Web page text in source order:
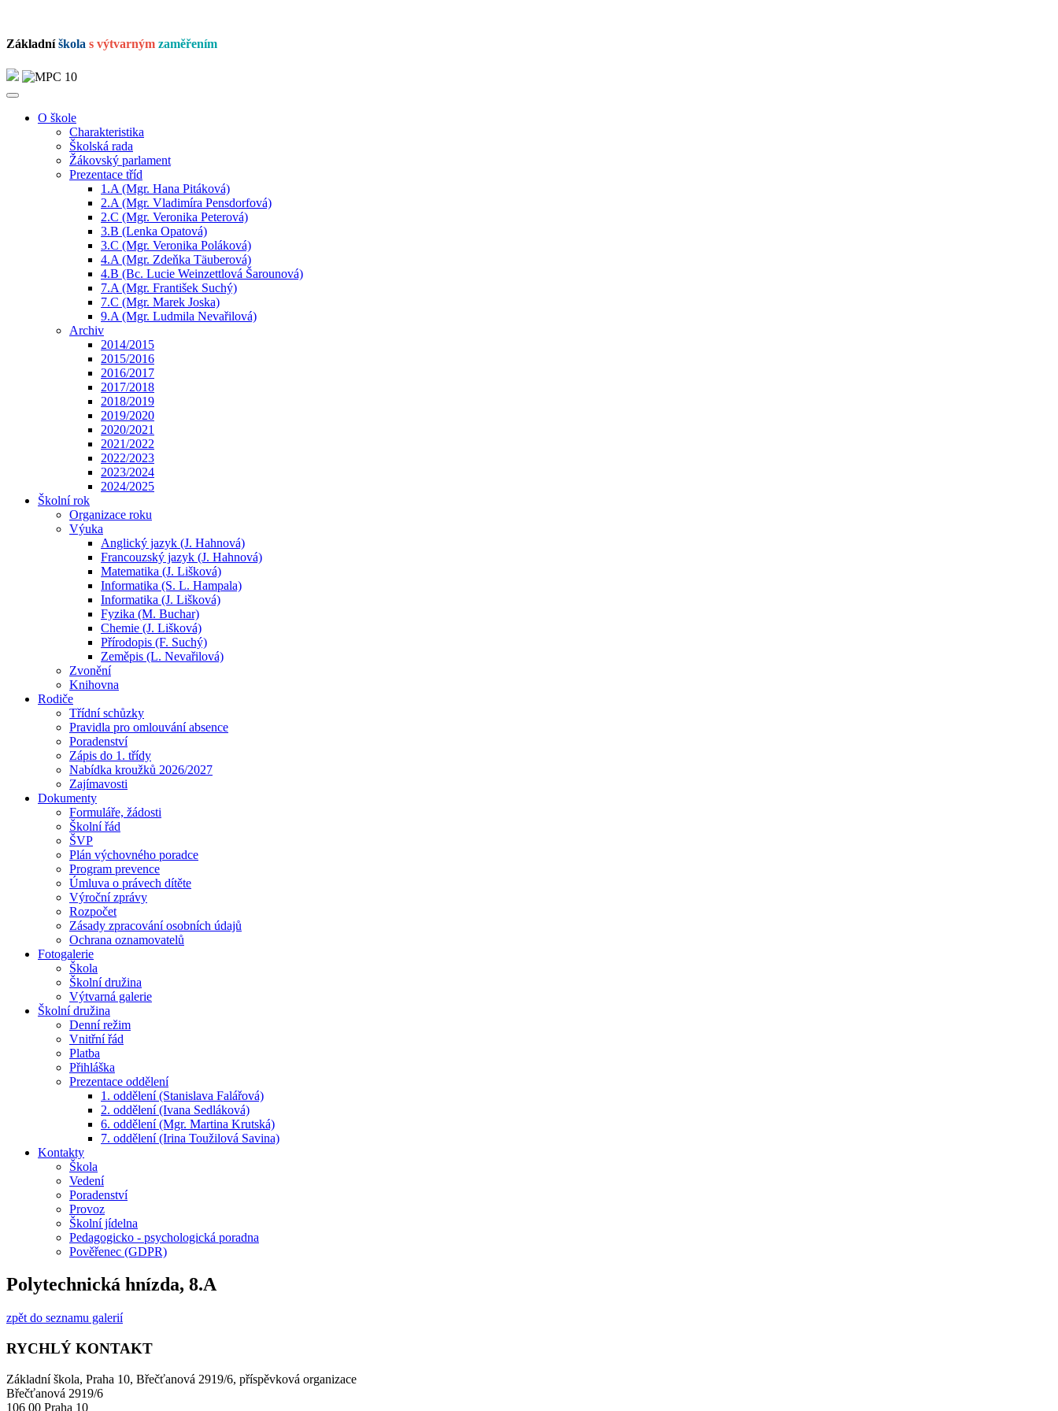
Základníškola s výtvarným zaměřením
O škole
Charakteristika
Školská rada
Žákovský parlament
Prezentace tříd
1.A (Mgr. Hana Pitáková)
2.A (Mgr. Vladimíra Pensdorfová)
2.C (Mgr. Veronika Peterová)
3.B (Lenka Opatová)
3.C (Mgr. Veronika Poláková)
4.A (Mgr. Zdeňka Täuberová)
4.B (Bc. Lucie Weinzettlová Šarounová)
7.A (Mgr. František Suchý)
7.C (Mgr. Marek Joska)
9.A (Mgr. Ludmila Nevařilová)
Archiv
2014/2015
2015/2016
2016/2017
2017/2018
2018/2019
2019/2020
2020/2021
2021/2022
2022/2023
2023/2024
2024/2025
Školní rok
Organizace roku
Výuka
Anglický jazyk (J. Hahnová)
Francouzský jazyk (J. Hahnová)
Matematika (J. Lišková)
Informatika (S. L. Hampala)
Informatika (J. Lišková)
Fyzika (M. Buchar)
Chemie (J. Lišková)
Přírodopis (F. Suchý)
Zeměpis (L. Nevařilová)
Zvonění
Knihovna
Rodiče
Třídní schůzky
Pravidla pro omlouvání absence
Poradenství
Zápis do 1. třídy
Nabídka kroužků 2026/2027
Zajímavosti
Dokumenty
Formuláře, žádosti
Školní řád
ŠVP
Plán výchovného poradce
Program prevence
Úmluva o právech dítěte
Výroční zprávy
Rozpočet
Zásady zpracování osobních údajů
Ochrana oznamovatelů
Fotogalerie
Škola
Školní družina
Výtvarná galerie
Školní družina
Denní režim
Vnitřní řád
Platba
Přihláška
Prezentace oddělení
1. oddělení (Stanislava Falářová)
2. oddělení (Ivana Sedláková)
6. oddělení (Mgr. Martina Krutská)
7. oddělení (Irina Toužilová Savina)
Kontakty
Škola
Vedení
Poradenství
Provoz
Školní jídelna
Pedagogicko - psychologická poradna
Pověřenec (GDPR)
Polytechnická hnízda, 8.A
zpět do seznamu galerií
RYCHLÝ KONTAKT
Základní škola, Praha 10, Břečťanová 2919/6, příspěvková organizace
Břečťanová 2919/6
106 00 Praha 10